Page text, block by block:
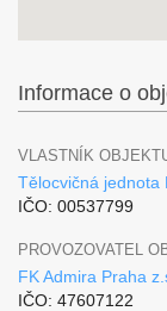
Informace o
VLASTNÍK
Tělocvičná jednota
IČO: 00537799
PROVOZOVATEL
FK Admira Praha
IČO: 47607122